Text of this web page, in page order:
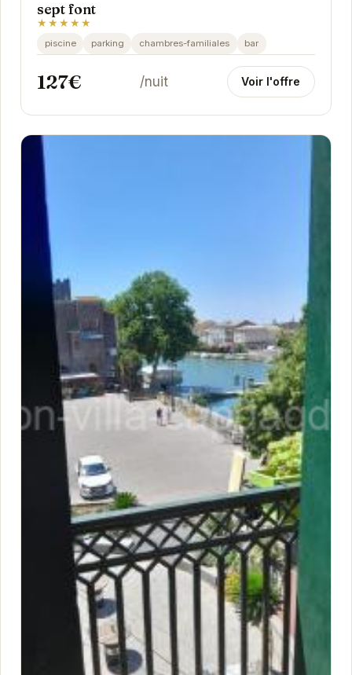
sept font
★★★★★
piscine parking chambres-familiales bar
127€ /nuit Voir l'offre